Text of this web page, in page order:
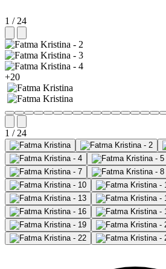
1 / 24
+20
1 / 24